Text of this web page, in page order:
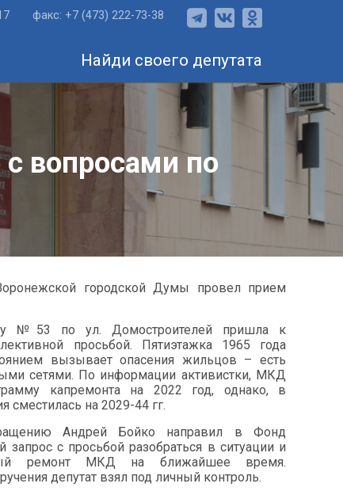
факс: +7 (473) 222-73-38
Найди своего депутата
вопросами по
городской Думы провел прием
№53 по ул. Домостроителей пришла к
просьбой. Пятиэтажка 1965 года
вызывает опасения жильцов – есть
сетями. По информации активистки, МКД
капремонта на 2022 год, однако, в
сместилась на 2029-44 гг.
Андрей Бойко направил в Фонд
запрос с просьбой разобраться в ситуации и
ремонт МКД на ближайшее время.
депутат взял под личный контроль.